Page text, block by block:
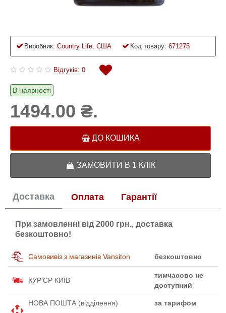
Виробник: Country Life, США Код товару: 671275
Відгуків: 0
В наявності
1494.00 ₴.
ДО КОШИКА
ЗАМОВИТИ В 1 КЛІК
Доставка Оплата Гарантії
При замовленні від 2000 грн., доставка
безкоштовно!
Самовивіз з магазинів Vansiton безкоштовно
КУР'ЄР КИЇВ
тимчасово не
доступний
НОВА ПОШТА (відділення)
за тарифом